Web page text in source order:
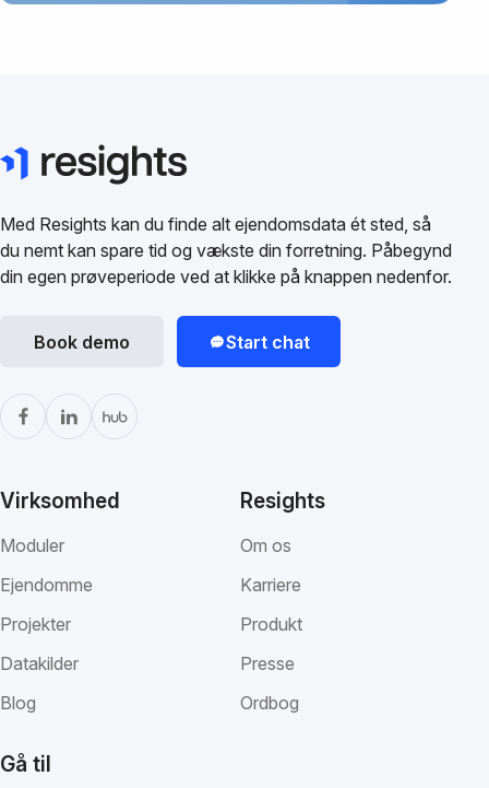
Med Resights kan du finde alt ejendomsdata ét sted, så
du nemt kan spare tid og vækste din forretning. Påbegynd
din egen prøveperiode ved at klikke på knappen nedenfor.
Book demo Start chat
Virksomhed
Moduler
Ejendomme
Projekter
Datakilder
Blog
Resights
Om os
Karriere
Produkt
Presse
Ordbog
Gå til